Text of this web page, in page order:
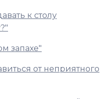
к столу
запахе"
от неприятного